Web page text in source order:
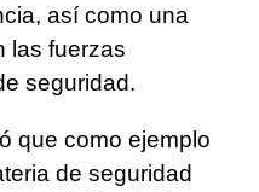
así como una
las fuerzas
seguridad.
que como ejemplo
de seguridad